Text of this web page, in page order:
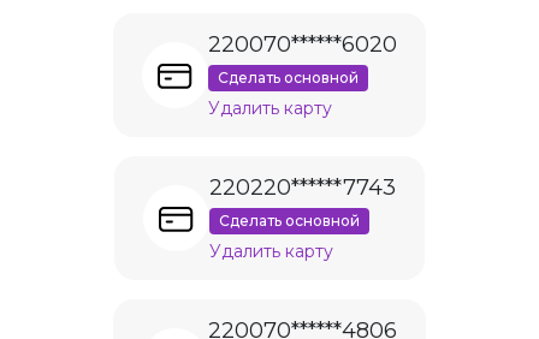
220070******6020
Сделать основной
Удалить карту
220220******7743
Сделать основной
Удалить карту
220070******4806